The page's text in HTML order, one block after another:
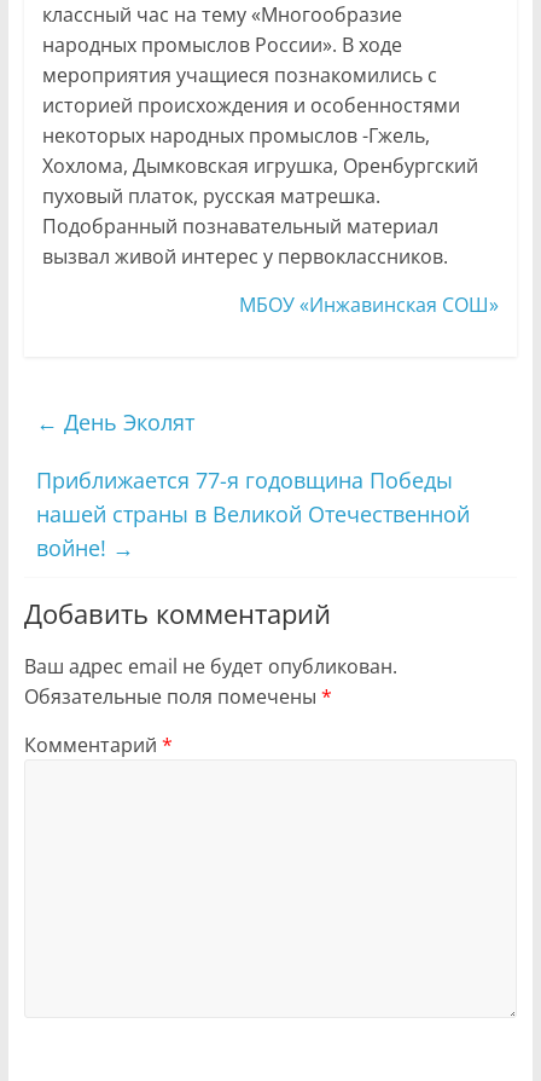
классный час на тему «Многообразие
народных промыслов России». В ходе
мероприятия учащиеся познакомились с
историей происхождения и особенностями
некоторых народных промыслов -Гжель,
Хохлома, Дымковская игрушка, Оренбургский
пуховый платок, русская матрешка.
Подобранный познавательный материал
вызвал живой интерес у первоклассников.
МБОУ «Инжавинская СОШ»
← День Эколят
Приближается 77-я годовщина Победы
нашей страны в Великой Отечественной
войне! →
Добавить комментарий
Ваш адрес email не будет опубликован.
Обязательные поля помечены *
Комментарий *